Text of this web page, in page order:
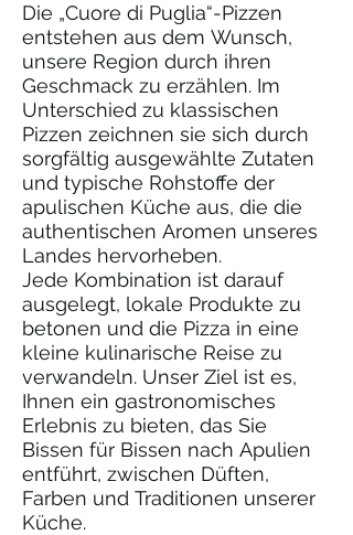
Die „Cuore di Puglia“-Pizzen
entstehen aus dem Wunsch,
unsere Region durch ihren
Geschmack zu erzählen. Im
Unterschied zu klassischen
Pizzen zeichnen sie sich durch
sorgfältig ausgewählte Zutaten
und typische Rohstoffe der
apulischen Küche aus, die die
authentischen Aromen unseres
Landes hervorheben.
Jede Kombination ist darauf
ausgelegt, lokale Produkte zu
betonen und die Pizza in eine
kleine kulinarische Reise zu
verwandeln. Unser Ziel ist es,
Ihnen ein gastronomisches
Erlebnis zu bieten, das Sie
Bissen für Bissen nach Apulien
entführt, zwischen Düften,
Farben und Traditionen unserer
Küche.